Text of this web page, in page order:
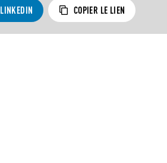
LINKEDIN COPIER LE LIEN